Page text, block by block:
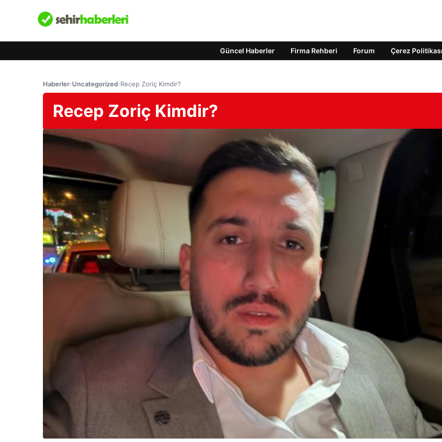
Güncel Haberler Firma Rehberi Forum Çerez Politikası
Haberler›Uncategorized›Recep Zoriç Kimdir?
Recep Zoriç Kimdir?